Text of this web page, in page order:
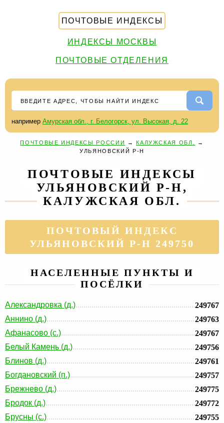
ПОЧТОВЫЕ ИНДЕКСЫ
ИНДЕКСЫ МОСКВЫ
ПОЧТОВЫЕ ОТДЕЛЕНИЯ
например Амурская обл., г. Белогорск, ул. Высокая, д. 22
ПОЧТОВЫЕ ИНДЕКСЫ РОССИИ →КАЛУЖСКАЯ ОБЛ.
→
УЛЬЯНОВСКИЙ Р-Н
ПОЧТОВЫЕ ИНДЕКСЫ
УЛЬЯНОВСКИЙ Р-Н,
КАЛУЖСКАЯ ОБЛ.
ПОЧТОВЫЙ ИНДЕКС
УЛЬЯНОВСКИЙ Р-Н 249750
НАСЕЛЕННЫЕ ПУНКТЫ И
ПОСЁЛКИ
Александровка (д.)
249767
Аннино (д.)
249763
Афанасово (с.)
249767
Белый Камень (д.)
249756
Блинов (д.)
249761
Богдановский (п.)
249757
Брежнево (д.)
249775
Бродок (д.)
249772
Брусны (с.)
249755